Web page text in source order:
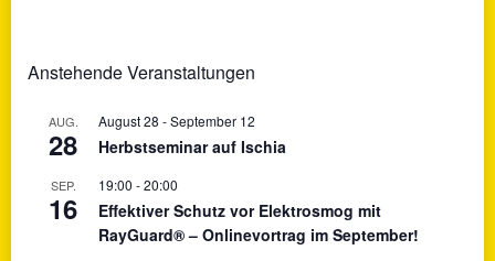
Anstehende Veranstaltungen
AUG.
28
August 28 -September 12
Herbstseminar auf Ischia
SEP.
16
19:00 -20:00
Effektiver Schutz vor Elektrosmog mit
RayGuard® – Onlinevortrag im September!